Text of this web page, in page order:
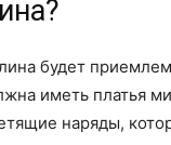
будет
иметь платья
наряды,